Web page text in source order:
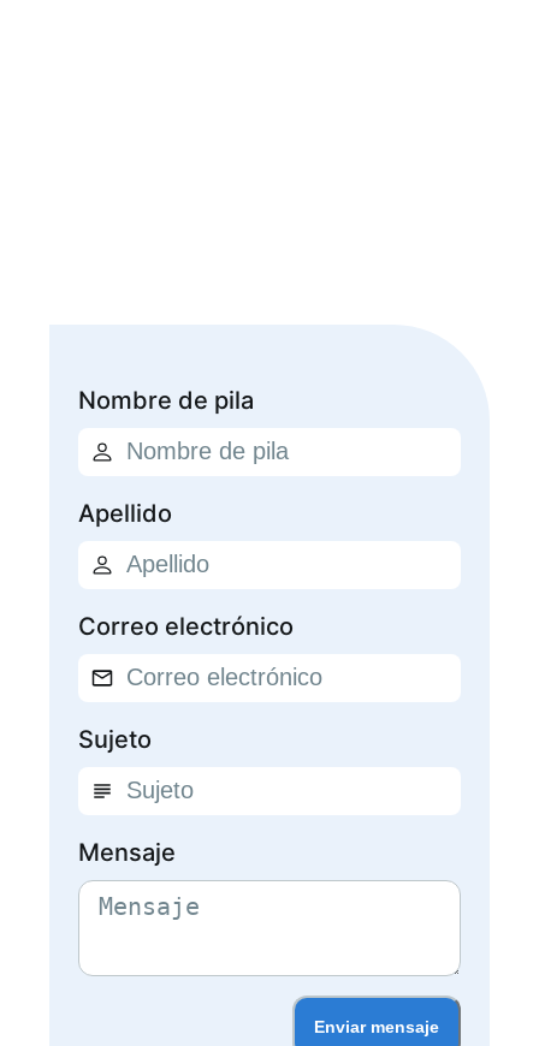
Nombre de pila
Apellido
Correo electrónico
Sujeto
Mensaje
Enviar mensaje